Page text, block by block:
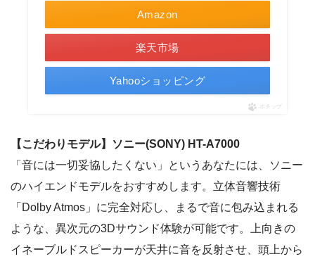
Amazon
楽天市場
Yahooショッピング
ポチップ
【こだわりモデル】ソニー(SONY) HT-A7000
「音には一切妥協したくない」というあなたには、ソニー
のハイエンドモデルをおすすめします。立体音響技術
「Dolby Atmos」に完全対応し、まるで音に包み込まれる
ような、異次元の3Dサウンド体験が可能です。上向きの
イネーブルドスピーカーが天井に音を反射させ、頭上から